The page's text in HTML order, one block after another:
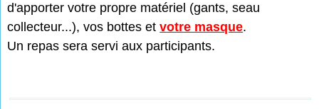
d'apporter votre propre matériel (gants, seau
collecteur...), vos bottes etvotre masque.
Un repas sera servi aux participants.